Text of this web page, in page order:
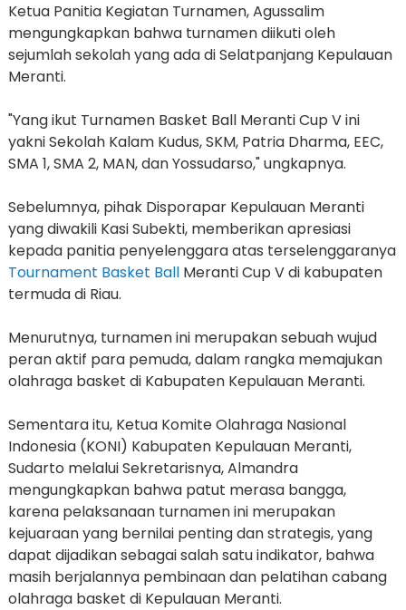
Ketua Panitia Kegiatan Turnamen, Agussalim
mengungkapkan bahwa turnamen diikuti oleh
sejumlah sekolah yang ada di Selatpanjang Kepulauan
Meranti.
"Yang ikut Turnamen Basket Ball Meranti Cup V ini
yakni Sekolah Kalam Kudus, SKM, Patria Dharma, EEC,
SMA 1, SMA 2, MAN, dan Yossudarso," ungkapnya.
Sebelumnya, pihak Disporapar Kepulauan Meranti
yang diwakili Kasi Subekti, memberikan apresiasi
kepada panitia penyelenggara atas terselenggaranya
Tournament Basket BallMeranti Cup V di kabupaten
termuda di Riau.
Menurutnya, turnamen ini merupakan sebuah wujud
peran aktif para pemuda, dalam rangka memajukan
olahraga basket di Kabupaten Kepulauan Meranti.
Sementara itu, Ketua Komite Olahraga Nasional
Indonesia (KONI) Kabupaten Kepulauan Meranti,
Sudarto melalui Sekretarisnya, Almandra
mengungkapkan bahwa patut merasa bangga,
karena pelaksanaan turnamen ini merupakan
kejuaraan yang bernilai penting dan strategis, yang
dapat dijadikan sebagai salah satu indikator, bahwa
masih berjalannya pembinaan dan pelatihan cabang
olahraga basket di Kepulauan Meranti.